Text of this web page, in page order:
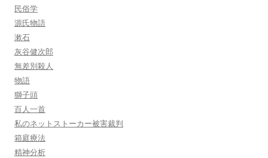
民俗学
源氏物語
漱石
灰谷健次郎
無差別殺人
物語
獅子頭
百人一首
私のネットストーカー被害裁判
箱庭療法
精神分析